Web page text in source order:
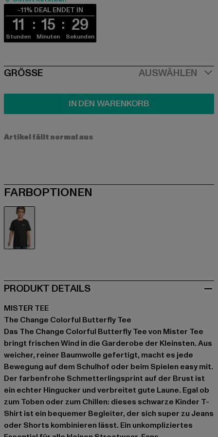
-11% DEAL ENDET IN
11
Stunden
15
Minuten
29
Sekunden
SIZE
GRÖSSE AUSWÄHLEN
IN DEN WARENKORB
Artikel fällt normal aus
FARBOPTIONEN
PRODUKT DETAILS
MISTER TEE
The Change Colorful Butterfly Tee
Das The Change Colorful Butterfly Tee von Mister Tee
bringt frischen Wind in die Garderobe der Kleinsten. Aus
weicher, reiner Baumwolle gefertigt, macht es jede
Bewegung auf dem Schulhof oder beim Spielen easy mit.
Der farbenfrohe Schmetterlingsprint auf der Brust ist
ein echter Hingucker und verbreitet gute Laune. Egal ob
zum Toben oder zum Chillen: dieses schwarze Kinder T-
Shirt ist ein bequemer Begleiter, der sich super zu Jeans
oder Shorts kombinieren lässt. Ein unkompliziertes